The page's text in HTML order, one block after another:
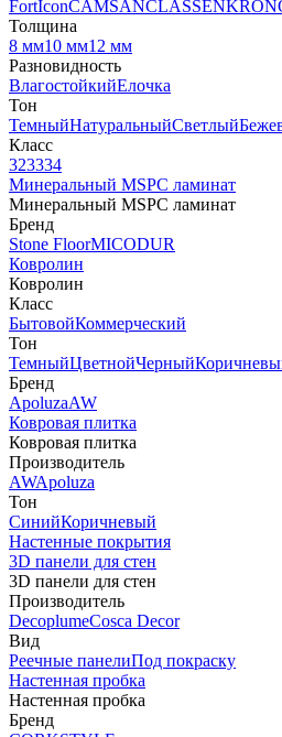
FortIconCAMSANCLASSEN
Толщина
8 мм10 мм12 мм
Разновидность
ВлагостойкийЕлочка
Тон
ТемныйНатуральныйСветлый
Класс
323334
Минеральный MSPC ламинат
Минеральный MSPC ламинат
Бренд
Stone FloorMICODUR
Ковролин
Ковролин
Класс
БытовойКоммерческий
Тон
ТемныйЦветнойЧерный
Бренд
ApoluzaAW
Ковровая плитка
Ковровая плитка
Производитель
AWApoluza
Тон
СинийКоричневый
Настенные покрытия
3D панели для стен
3D панели для стен
Производитель
DecoplumeCosca Decor
Вид
Реечные панелиПод покраску
Настенная пробка
Настенная пробка
Бренд